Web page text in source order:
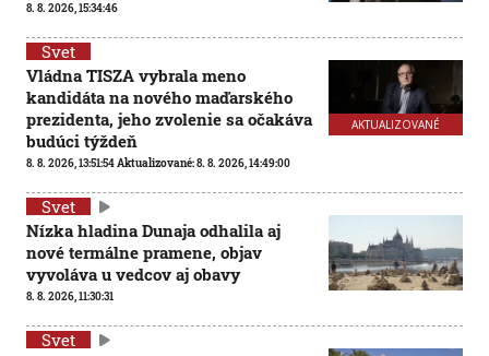
8. 8. 2026, 15:34:46
AKTUALIZOVANÉ
Svet
Vládna TISZA vybrala meno
kandidáta na nového maďarského
prezidenta, jeho zvolenie sa očakáva
budúci týždeň
8. 8. 2026, 13:51:54Aktualizované:8. 8. 2026, 14:49:00
Svet
Nízka hladina Dunaja odhalila aj
nové termálne pramene, objav
vyvoláva u vedcov aj obavy
8. 8. 2026, 11:30:31
Svet